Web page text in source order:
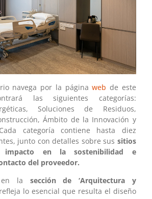
navega por la páginaweb de este
las siguientes categorías:
Soluciones de Residuos,
Ámbito de la Innovación y
categoría contiene hasta diez
junto con detalles sobre sus sitios
impacto en la sostenibilidad e
del proveedor.
en la sección de ‘Arquitectura y
lo esencial que resulta el diseño